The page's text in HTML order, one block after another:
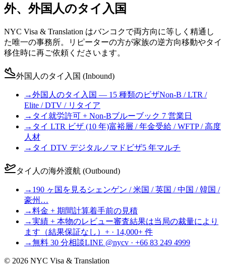
外、外国人のタイ入国
NYC Visa & Translation はバンコクで両方向に等しく精通し
た唯一の事務所。リピーターの方が家族の逆方向移動やタイ
移住時に再ご依頼くださいます。
外国人のタイ入国 (Inbound)
→外国人のタイ入国 — 15 種類のビザNon-B / LTR /
Elite / DTV / リタイア
→ タイ就労許可 + Non-Bブルーブック 7 営業日
→ タイ LTR ビザ (10 年)富裕層 / 年金受給 / WFTP / 高度
人材
→ タイ DTV デジタルノマドビザ5 年マルチ
タイ人の海外渡航 (Outbound)
→ 190 ヶ国を見る シェンゲン / 米国 / 英国 / 中国 / 韓国 /
豪州…
→料金 + 期間計算着手前の見積
→実績 + 本物のレビュー審査結果は当局の裁量により
ます（結果保証なし）+ · 14,000+ 件
→無料 30 分相談LINE @nycv · +66 83 249 4999
© 2026 NYC Visa & Translation